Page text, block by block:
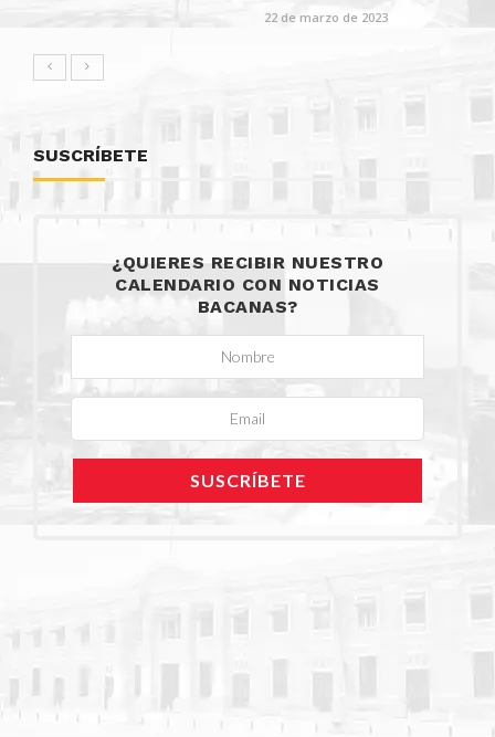
22 de marzo de 2023
SUSCRÍBETE
¿QUIERES RECIBIR NUESTRO
CALENDARIO CON NOTICIAS
BACANAS?